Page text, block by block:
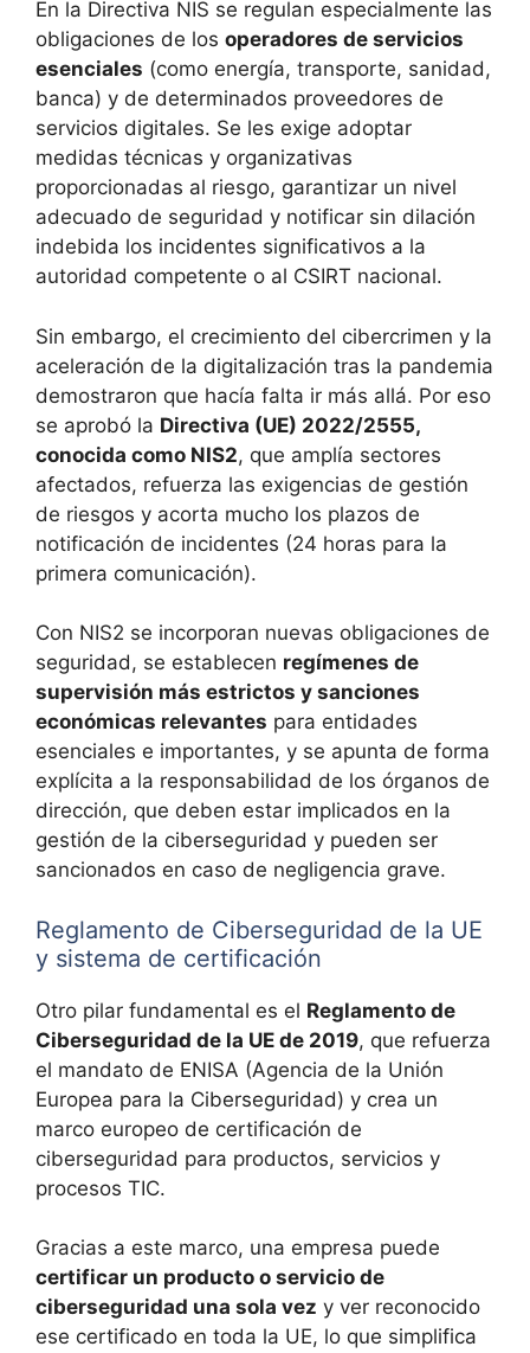
En la Directiva NIS se regulan especialmente las
obligaciones de los operadores de servicios
esenciales (como energía, transporte, sanidad,
banca) y de determinados proveedores de
servicios digitales. Se les exige adoptar
medidas técnicas y organizativas
proporcionadas al riesgo, garantizar un nivel
adecuado de seguridad y notificar sin dilación
indebida los incidentes significativos a la
autoridad competente o al CSIRT nacional.
Sin embargo, el crecimiento del cibercrimen y la
aceleración de la digitalización tras la pandemia
demostraron que hacía falta ir más allá. Por eso
se aprobó la Directiva (UE) 2022/2555,
conocida como NIS2, que amplía sectores
afectados, refuerza las exigencias de gestión
de riesgos y acorta mucho los plazos de
notificación de incidentes (24 horas para la
primera comunicación).
Con NIS2 se incorporan nuevas obligaciones de
seguridad, se establecen regímenes de
supervisión más estrictos y sanciones
económicas relevantes para entidades
esenciales e importantes, y se apunta de forma
explícita a la responsabilidad de los órganos de
dirección, que deben estar implicados en la
gestión de la ciberseguridad y pueden ser
sancionados en caso de negligencia grave.
Reglamento de Ciberseguridad de la UE
y sistema de certificación
Otro pilar fundamental es el Reglamento de
Ciberseguridad de la UE de 2019, que refuerza
el mandato de ENISA (Agencia de la Unión
Europea para la Ciberseguridad) y crea un
marco europeo de certificación de
ciberseguridad para productos, servicios y
procesos TIC.
Gracias a este marco, una empresa puede
certificar un producto o servicio de
ciberseguridad una sola vez y ver reconocido
ese certificado en toda la UE, lo que simplifica